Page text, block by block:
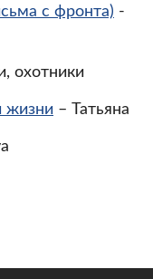
с фронта) -
охотники
жизни – Татьяна